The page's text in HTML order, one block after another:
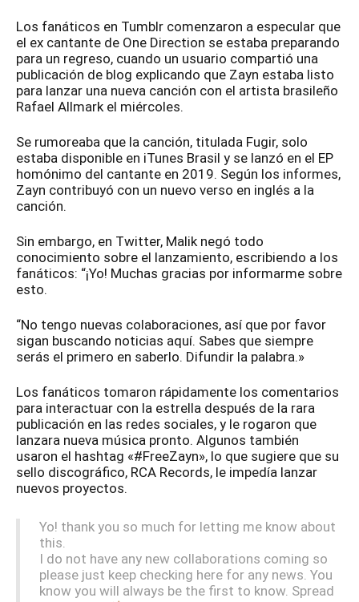
Los fanáticos en Tumblr comenzaron a especular que
el ex cantante de One Direction se estaba preparando
para un regreso, cuando un usuario compartió una
publicación de blog explicando que Zayn estaba listo
para lanzar una nueva canción con el artista brasileño
Rafael Allmark el miércoles.
Se rumoreaba que la canción, titulada Fugir, solo
estaba disponible en iTunes Brasil y se lanzó en el EP
homónimo del cantante en 2019. Según los informes,
Zayn contribuyó con un nuevo verso en inglés a la
canción.
Sin embargo, en Twitter, Malik negó todo
conocimiento sobre el lanzamiento, escribiendo a los
fanáticos: “¡Yo! Muchas gracias por informarme sobre
esto.
“No tengo nuevas colaboraciones, así que por favor
sigan buscando noticias aquí. Sabes que siempre
serás el primero en saberlo. Difundir la palabra.»
Los fanáticos tomaron rápidamente los comentarios
para interactuar con la estrella después de la rara
publicación en las redes sociales, y le rogaron que
lanzara nueva música pronto. Algunos también
usaron el hashtag «#FreeZayn», lo que sugiere que su
sello discográfico, RCA Records, le impedía lanzar
nuevos proyectos.
Yo! thank you so much for letting me know about
this.
I do not have any new collaborations coming so
please just keep checking here for any news. You
know you will always be the first to know. Spread